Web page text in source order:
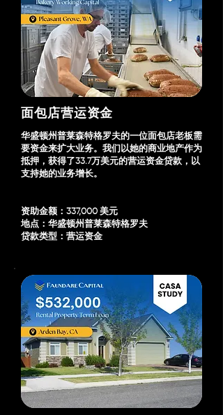
面包店营运资金
华盛顿州普莱森特格罗夫的一位面包店老板需
要资金来扩大业务。我们以她的商业地产作为
抵押，获得了33.7万美元的营运资金贷款，以
支持她的业务增长。
资助金额：337,000 美元
地点：华盛顿州普莱森特格罗夫
贷款类型：营运资金